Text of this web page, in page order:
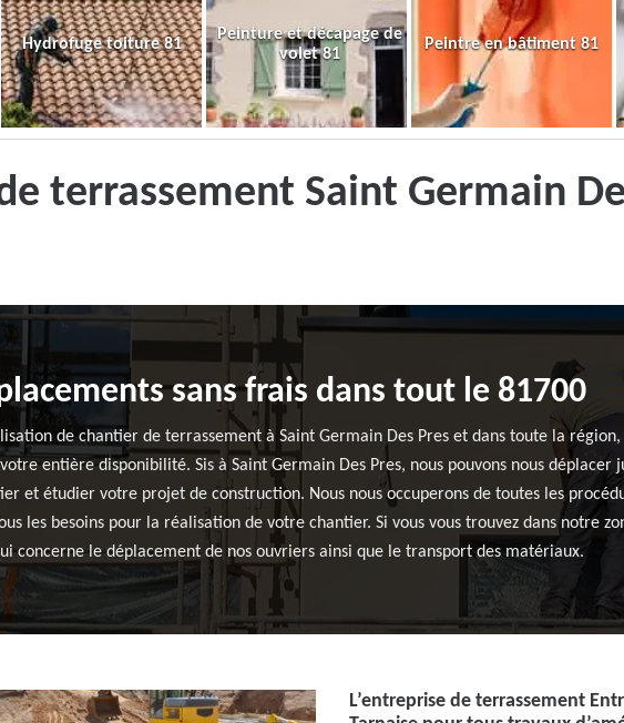
Hydrofuge toiture 81
Peinture et décapage de
volet 81
Peintre en bâtiment 81
terrassement Saint Germain
sans frais dans tout le 81700
de chantier de terrassement à Saint Germain Des Pres et dans toute la
entière disponibilité. Sis à Saint Germain Des Pres, nous pouvons nous déplacer
et étudier votre projet de construction. Nous nous occuperons de toutes les
les besoins pour la réalisation de votre chantier. Si vous vous trouvez dans notre
concerne le déplacement de nos ouvriers ainsi que le transport des matériaux.
L’entreprise de terrassement